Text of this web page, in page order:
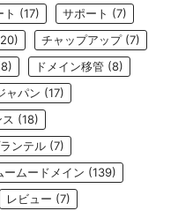
(17) サポート (7)
チャップアップ(7)
ドメイン移管 (8)
ャパン (17)
(18)
ンテル (7)
ームードメイン (139)
レビュー (7)